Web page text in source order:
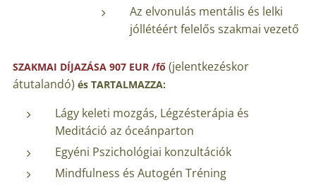
Az elvonulás mentális és lelki
jóllétéért felelős szakmai vezető
SZAKMAI DÍJAZÁSA 907 EUR /fő (jelentkezéskor
átutalandó) és TARTALMAZZA:
Lágy keleti mozgás, Légzésterápia és
Meditáció az óceánparton
Egyéni Pszichológiai konzultációk
Mindfulness és Autogén Tréning